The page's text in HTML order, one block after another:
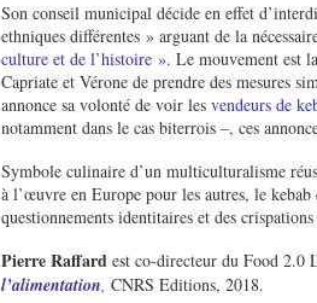
Son conseil municipal décide en effet
ethniques différentes » arguant de la
culture et de l’histoire ». Le mouvement est
Capriate et Vérone de prendre des mesures
annonce sa volonté de voir les vendeurs de
notamment dans le cas biterrois –, ces
Symbole culinaire d’un multiculturalisme
à l’œuvre en Europe pour les autres, le
questionnements identitaires et des
Pierre Raffard est co-directeur du Food 2.0
l’alimentation, CNRS Editions, 2018.